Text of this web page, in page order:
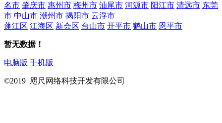
名市 肇庆市 惠州市 梅州市 汕尾市 河源市 阳江市 清远市 东莞
市 中山市 潮州市 揭阳市 云浮市
蓬江区 江海区 新会区 台山市 开平市 鹤山市 恩平市
暂无数据！
电脑版 手机版
©2019 咫尺网络科技开发有限公司